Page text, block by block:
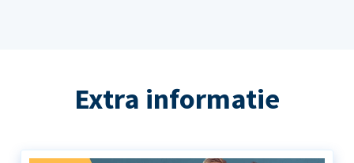
Extra informatie